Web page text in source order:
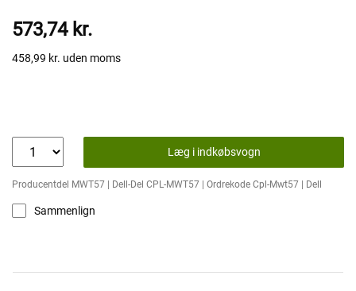
573,74 kr.
458,99 kr. uden moms
Læg i indkøbsvogn
Producentdel MWT57 | Dell-Del CPL-MWT57 | Ordrekode Cpl-Mwt57 | Dell
Sammenlign